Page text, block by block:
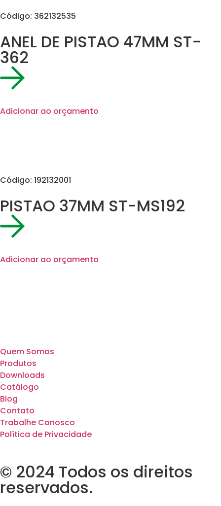
Código: 362132535
ANEL DE PISTAO 47MM ST-
362
Adicionar ao orçamento
Código: 192132001
PISTAO 37MM ST-MS192
Adicionar ao orçamento
Quem Somos
Produtos
Downloads
Catálogo
Blog
Contato
Trabalhe Conosco
Política de Privacidade
© 2024 Todos os direitos
reservados.